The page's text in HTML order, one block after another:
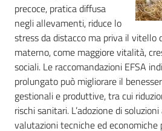
su
precoce, pratica diffusa
negli allevamenti, riduce lo
stress da distacco ma priva il
materno, come maggiore vitalità,
sociali. Le raccomandazioni EFSA
prolungato può migliorare il
gestionali e produttive, tra cui
rischi sanitari. L’adozione di
valutazioni tecniche ed economiche